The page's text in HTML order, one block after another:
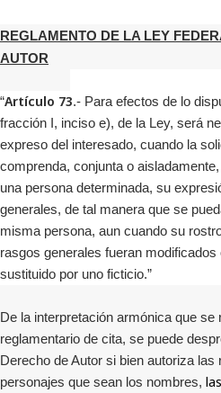
REGLAMENTO DE LA LEY
AUTOR
“Artículo 73.- Para efectos de lo
fracción I, inciso e), de la Ley, será
expreso del interesado, cuando la
comprenda, conjunta o
una persona determinada, su
generales, de tal manera que se
misma persona, aun cuando su
rasgos generales fueran
sustituido por uno ficticio.”
De la interpretación armónica que
reglamentario de cita, se puede
Derecho de Autor si bien autoriza
personajes que sean los nombres,